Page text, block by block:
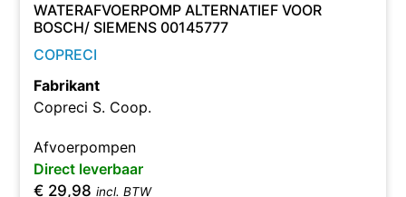
WATERAFVOERPOMP ALTERNATIEF VOOR
BOSCH/ SIEMENS 00145777
COPRECI
Fabrikant
Copreci S. Coop.
Afvoerpompen
Direct leverbaar
€ 29,98 incl. BTW